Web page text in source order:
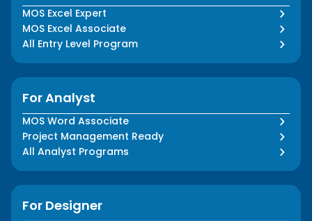
MOS Excel Expert
MOS Excel Associate
All Entry Level Program
For Analyst
MOS Word Associate
Project Management Ready
All Analyst Programs
For Designer